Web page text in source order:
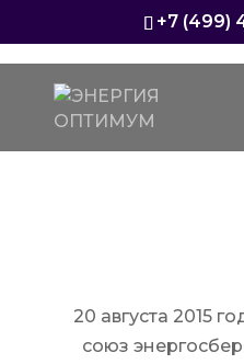
+7 (499)
«ЭНЕРГИЯ
20 августа 2015
союз